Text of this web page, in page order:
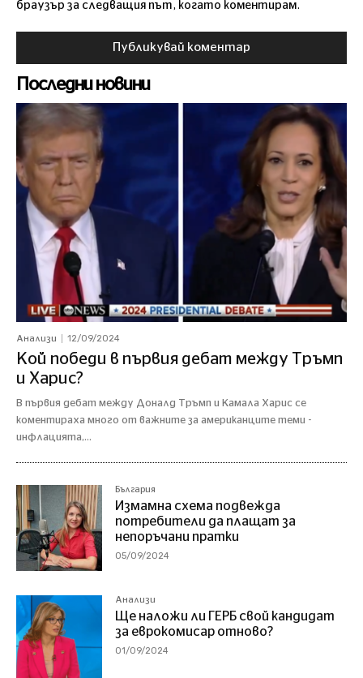
браузър за следващия път, когато коментирам.
Последни новини
Анализи 12/09/2024
Кой победи в първия дебат между Тръмп
и Харис?
В първия дебат между Доналд Тръмп и Камала Харис се
коментираха много от важните за американците теми -
инфлацията,...
България
Измамна схема подвежда
потребители да плащат за
непоръчани пратки
05/09/2024
Анализи
Ще наложи ли ГЕРБ свой кандидат
за еврокомисар отново?
01/09/2024